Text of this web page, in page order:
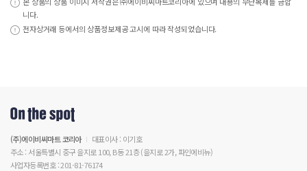
니다.
전자상거래 등에서의 상품정보제공 고시에 따라 작성되었습니다.
(주)에이비씨마트 코리아
대표이사 : 이기호
주소 : 서울특별시 중구 을지로 100, B동 21층 (을지로 2가, 파인에비뉴)
사업자등록번호 : 201-81-76174